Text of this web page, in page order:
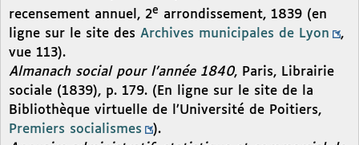
recensement annuel, 2e arrondissement, 1839 (en
ligne sur le site des Archives municipales de Lyon
,
vue 113).
Almanach social pour l’année 1840, Paris, Librairie
sociale (1839), p. 179. (En ligne sur le site de la
Bibliothèque virtuelle de l’Université de Poitiers,
Premiers socialismes
).